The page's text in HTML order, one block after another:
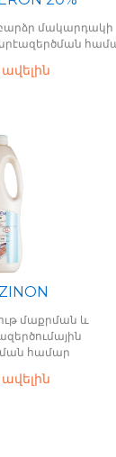
մակարդակի
մաքրման և
համար